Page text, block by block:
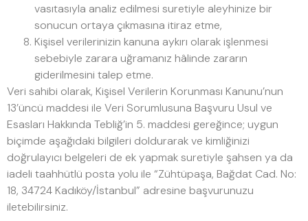
vasıtasıyla analiz edilmesi suretiyle aleyhinize bir
sonucun ortaya çıkmasına itiraz etme,
Kişisel verilerinizin kanuna aykırı olarak işlenmesi
sebebiyle zarara uğramanız hâlinde zararın
giderilmesini talep etme.
Veri sahibi olarak, Kişisel Verilerin Korunması Kanunu’nun
13’üncü maddesi ile Veri Sorumlusuna Başvuru Usul ve
Esasları Hakkında Tebliğ’in 5. maddesi gereğince; uygun
biçimde aşağıdaki bilgileri doldurarak ve kimliğinizi
doğrulayıcı belgeleri de ek yapmak suretiyle şahsen ya da
iadeli taahhütlü posta yolu ile “Zühtüpaşa, Bağdat Cad. No:
18, 34724 Kadıköy/İstanbul” adresine başvurunuzu
iletebilirsiniz.